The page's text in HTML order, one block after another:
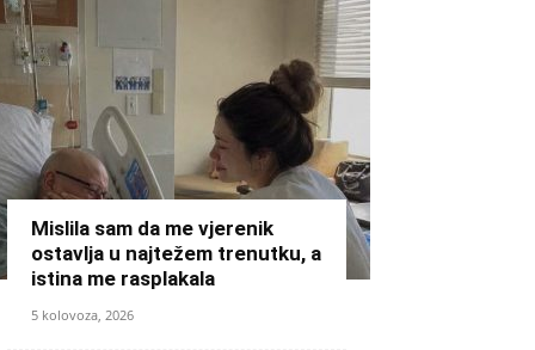
Mislila sam da me vjerenik
ostavlja u najtežem trenutku, a
istina me rasplakala
5 kolovoza, 2026